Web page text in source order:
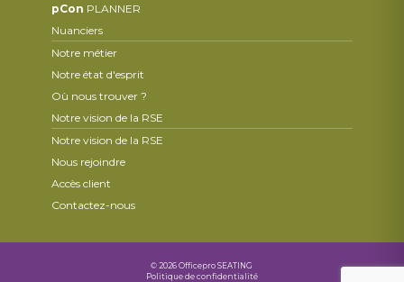
pCon PLANNER
Nuanciers
Notre métier
Notre état d'esprit
Où nous trouver ?
Notre vision de la RSE
Notre vision de la RSE
Nous rejoindre
Accès client
Contactez-nous
© 2026 Officepro SEATING
Politique de confidentialité